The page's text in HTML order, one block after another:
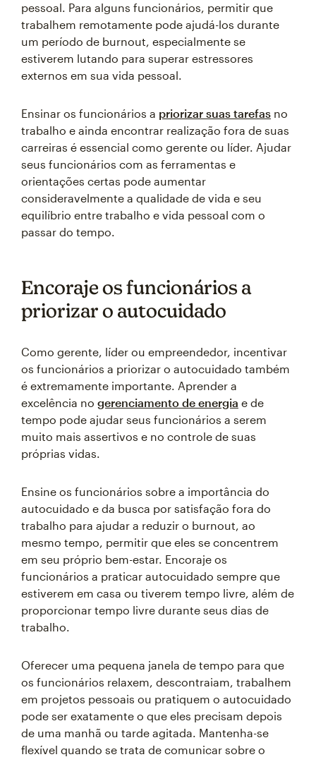
pessoal. Para alguns funcionários, permitir que
trabalhem remotamente pode ajudá-los durante
um período de burnout, especialmente se
estiverem lutando para superar estressores
externos em sua vida pessoal.
Ensinar os funcionários a priorizar suas tarefas no
trabalho e ainda encontrar realização fora de suas
carreiras é essencial como gerente ou líder. Ajudar
seus funcionários com as ferramentas e
orientações certas pode aumentar
consideravelmente a qualidade de vida e seu
equilíbrio entre trabalho e vida pessoal com o
passar do tempo.
Encoraje os funcionários a
priorizar o autocuidado
Como gerente, líder ou empreendedor, incentivar
os funcionários a priorizar o autocuidado também
é extremamente importante. Aprender a
excelência no gerenciamento de energia e de
tempo pode ajudar seus funcionários a serem
muito mais assertivos e no controle de suas
próprias vidas.
Ensine os funcionários sobre a importância do
autocuidado e da busca por satisfação fora do
trabalho para ajudar a reduzir o burnout, ao
mesmo tempo, permitir que eles se concentrem
em seu próprio bem-estar. Encoraje os
funcionários a praticar autocuidado sempre que
estiverem em casa ou tiverem tempo livre, além de
proporcionar tempo livre durante seus dias de
trabalho.
Oferecer uma pequena janela de tempo para que
os funcionários relaxem, descontraiam, trabalhem
em projetos pessoais ou pratiquem o autocuidado
pode ser exatamente o que eles precisam depois
de uma manhã ou tarde agitada. Mantenha-se
flexível quando se trata de comunicar sobre o